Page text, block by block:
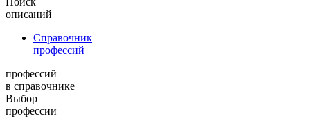
описаний
Справочник
профессий
профессий
в справочнике
Выбор
профессии